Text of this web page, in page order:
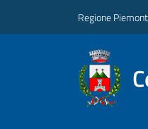
Regione